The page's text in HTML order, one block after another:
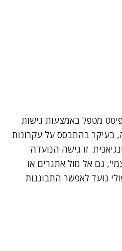
מטפל באמצעות גישות
בעיקר בהתבסס על עקרונות
זו גישה הנועדה
גם אל מול אתגרים או
נועד לאפשר התבוננות